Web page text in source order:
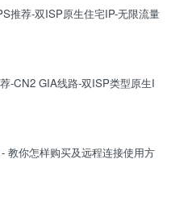
推荐-双ISP原生住宅IP-无限流量
-CN2 GIA线路-双ISP类型原生I
教你怎样购买及远程连接使用方